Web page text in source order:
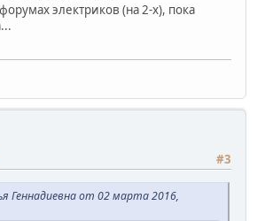
электриков (на 2-х), пока
#3
Геннадиевна от 02 марта 2016,